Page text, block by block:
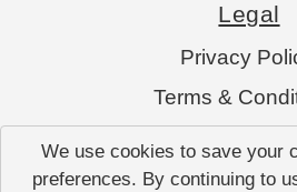
We use cookies to save your
preferences. By continuing to
Legal
Privacy
Terms &
Cookies